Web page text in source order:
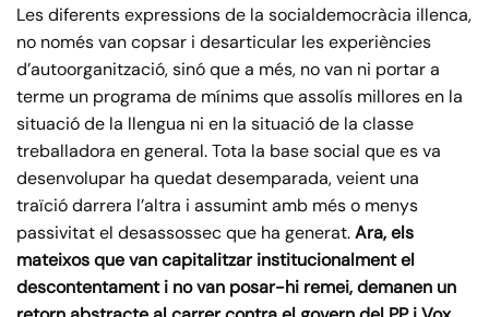
Les diferents expressions de la socialdemocràcia illenca,
no només van copsar i desarticular les experiències
d’autoorganització, sinó que a més, no van ni portar a
terme un programa de mínims que assolís millores en la
situació de la llengua ni en la situació de la classe
treballadora en general. Tota la base social que es va
desenvolupar ha quedat desemparada, veient una
traïció darrera l’altra i assumint amb més o menys
passivitat el desassossec que ha generat.Ara, els
mateixos que van capitalitzar institucionalment el
descontentament i no van posar-hi remei, demanen un